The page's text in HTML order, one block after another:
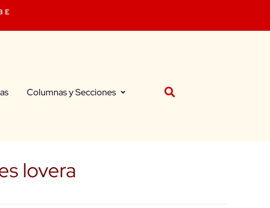
Columnas y Secciones
lovera